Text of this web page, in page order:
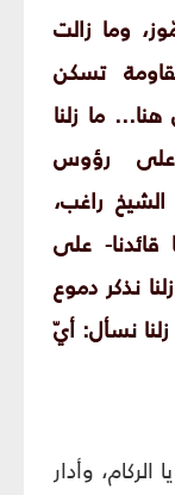
وما زالت
تسكن
ما زلنا
على رؤوس
راغب،
على
نذكر دموع
زلنا نسأل: أيّ
وأدار